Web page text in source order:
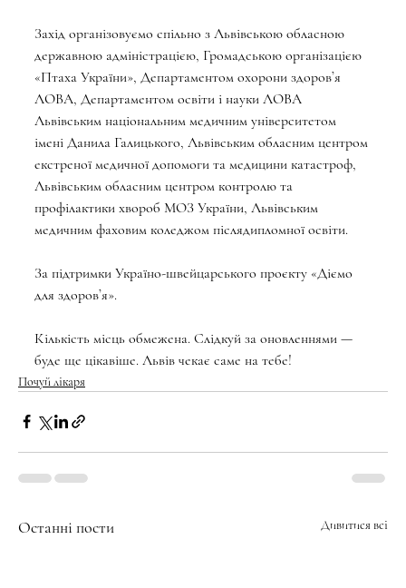
Захід організовуємо спільно з Львівською обласною
державною адміністрацією, Громадською організацією
«Птаха України», Департаментом охорони здоровʼя
ЛОВА, Департаментом освіти і науки ЛОВА
Львівським національним медичним університетом
імені Данила Галицького, Львівським обласним центром
екстреної медичної допомоги та медицини катастроф,
Львівським обласним центром контролю та
профілактики хвороб МОЗ України, Львівським
медичним фаховим коледжом післядипломної освіти.
За підтримки Україно-швейцарського проєкту «Діємо
для здоровʼя».
Кількість місць обмежена. Слідкуй за оновленнями —
буде ще цікавіше. Львів чекає саме на тебе!
Почуй лікаря
Останні пости Дивитися всі